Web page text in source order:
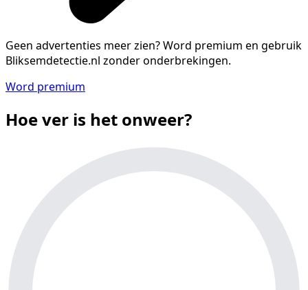
Geen advertenties meer zien?Word premium en gebruik
Bliksemdetectie.nl zonder onderbrekingen.
Word premium
Hoe ver is het onweer?